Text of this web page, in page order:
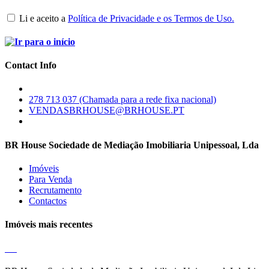
Li e aceito a Política de Privacidade e os Termos de Uso.
Contact Info
278 713 037 (Chamada para a rede fixa nacional)
VENDASBRHOUSE@BRHOUSE.PT
BR House Sociedade de Mediação Imobiliaria Unipessoal, Lda
Imóveis
Para Venda
Recrutamento
Contactos
Imóveis mais recentes